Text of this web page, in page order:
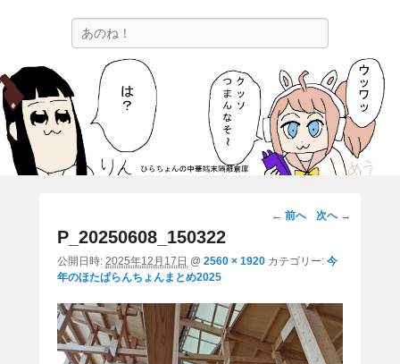
ひらちょんの中華端末隔離倉庫
ほたがページ上部にある検索バーを消してくれたサイトです。
画
ー
シ
ョ
← 前へ 次へ →
P_20250608_150322
公開日時: 2025年12月17日 @ 2560 × 1920 カテゴリー: 今
年のほたぱらんちょんまとめ2025